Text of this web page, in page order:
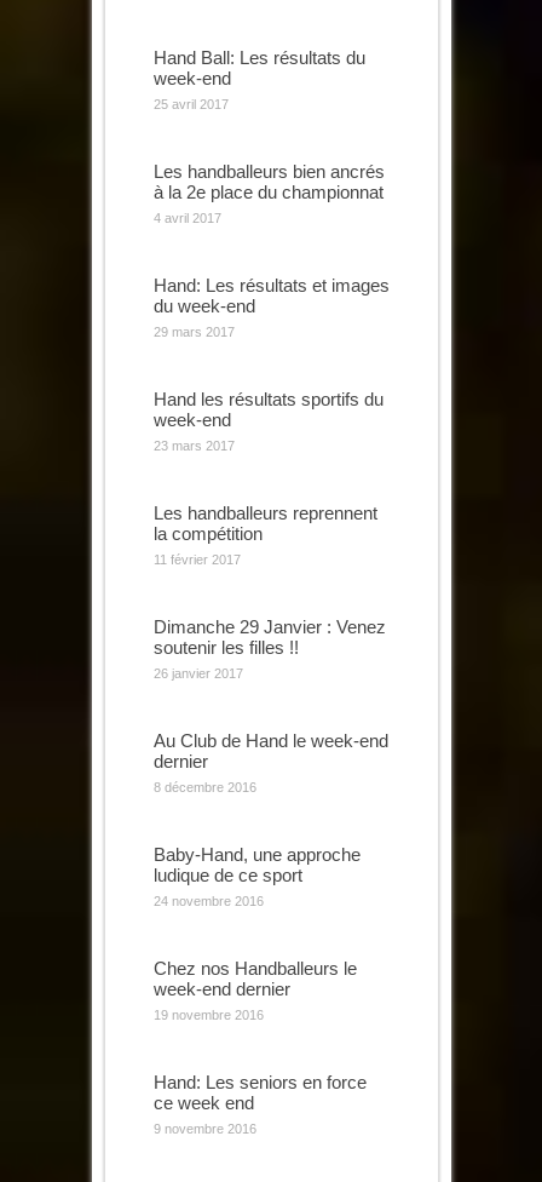
Hand Ball: Les résultats du
week-end
25 avril 2017
Les handballeurs bien ancrés
à la 2e place du championnat
4 avril 2017
Hand: Les résultats et images
du week-end
29 mars 2017
Hand les résultats sportifs du
week-end
23 mars 2017
Les handballeurs reprennent
la compétition
11 février 2017
Dimanche 29 Janvier : Venez
soutenir les filles !!
26 janvier 2017
Au Club de Hand le week-end
dernier
8 décembre 2016
Baby-Hand, une approche
ludique de ce sport
24 novembre 2016
Chez nos Handballeurs le
week-end dernier
19 novembre 2016
Hand: Les seniors en force
ce week end
9 novembre 2016